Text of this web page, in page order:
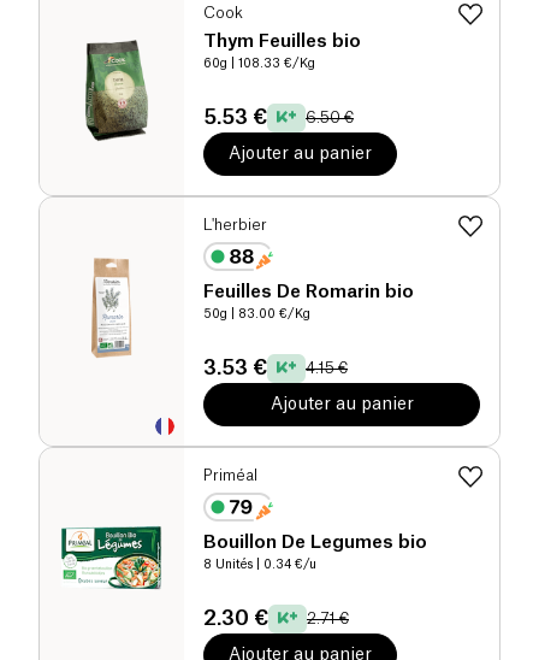
Cook
Thym Feuilles bio
60g | 108.33 €/Kg
5.53 € 6.50 €
Ajouter au panier
L'herbier
Feuilles De Romarin bio
50g | 83.00 €/Kg
3.53 € 4.15 €
Ajouter au panier
Priméal
Bouillon De Legumes bio
8 Unités | 0.34 €/u
2.30 € 2.71 €
Ajouter au panier